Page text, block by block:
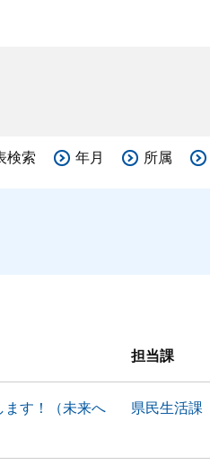
検索 年月 所属
担当課
ます！（未来へ
県民生活課